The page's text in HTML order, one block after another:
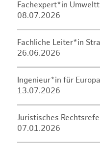
Fachexpert*in
08.07.2026
Fachliche Leiter*in
26.06.2026
Ingenieur*in für
13.07.2026
Juristisches
07.01.2026